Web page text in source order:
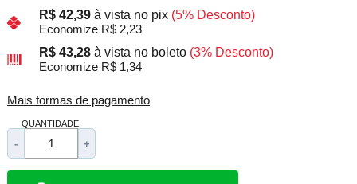
R$ 42,39 à vista no pix (5% Desconto)
Economize R$ 2,23
R$ 43,28 à vista no boleto (3% Desconto)
Economize R$ 1,34
Mais formas de pagamento
QUANTIDADE:
- +